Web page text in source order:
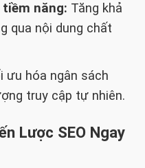
năng: Tăng khả
qua nội dung chất
ưu hóa ngân sách
truy cập tự nhiên.
Lược SEO Ngay